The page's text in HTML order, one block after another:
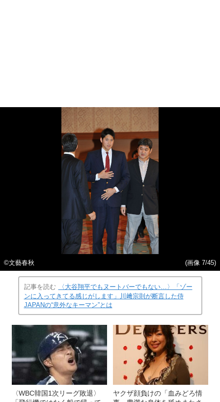
©文藝春秋 (画像 7/45)
記事を読む
〈大谷翔平でもヌートバーでもない…〉「ゾー
ンに入ってきてる感じがします」川﨑宗則が断言した侍
JAPANの“意外なキーマン”とは
〈WBC韓国1次リーグ敗退〉
ヤクザ顔負けの「血みどろ情